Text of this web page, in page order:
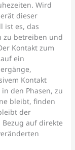
Wird
dieser
ist es, das
zu betreiben und
Kontakt zum
ein
Kontakt
den Phasen, zu
bleibt, finden
der
auf direkte